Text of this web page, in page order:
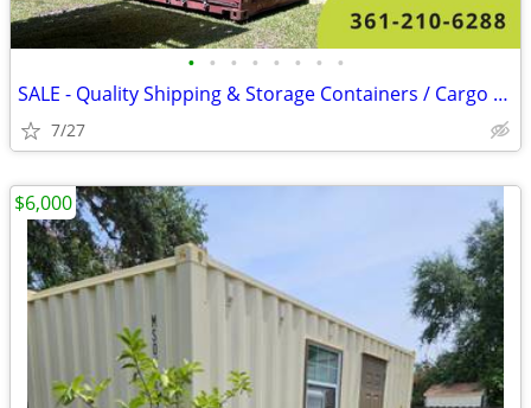
• • • • • • • •
SALE - Quality Shipping & Storage Containers / Cargo Container
7/27
$6,000